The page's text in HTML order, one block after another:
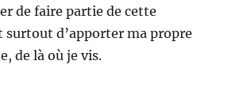
de faire partie de cette
surtout d’apporter ma propre
de là où je vis.